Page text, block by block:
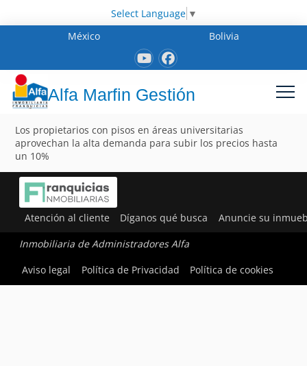
Select Language ▼
México
Bolivia
Alfa Marfin Gestión
Los propietarios con pisos en áreas universitarias
aprovechan la alta demanda para subir los precios hasta
un 10%
Atención al cliente Díganos qué busca Anuncie su
Inmobiliaria de Administradores Alfa
Aviso legal
Política de Privacidad Política de cookies